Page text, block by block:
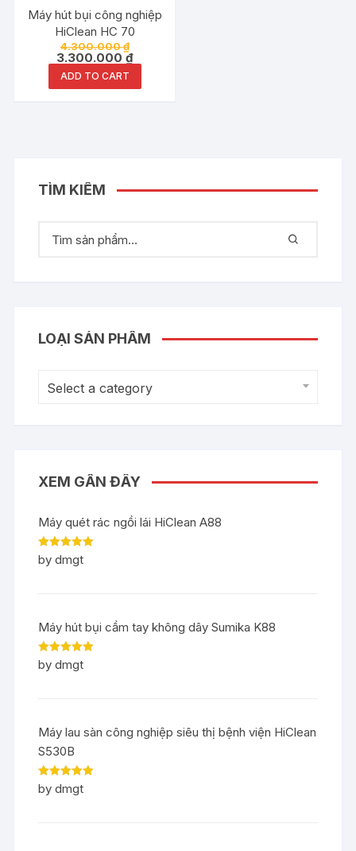
Máy hút bụi công nghiệp
HiClean HC 70
4.300.000₫
3.300.000₫
ADD TO CART
TÌM KIẾM
LOẠI SẢN PHẨM
Select a category
XEM GẦN ĐÂY
Máy quét rác ngồi lái HiClean A88
Rated5out
of 5
by dmgt
Máy hút bụi cầm tay không dây Sumika K88
Rated5out
of 5
by dmgt
Máy lau sàn công nghiệp siêu thị bệnh viện HiClean
S530B
Rated5out
of 5
by dmgt